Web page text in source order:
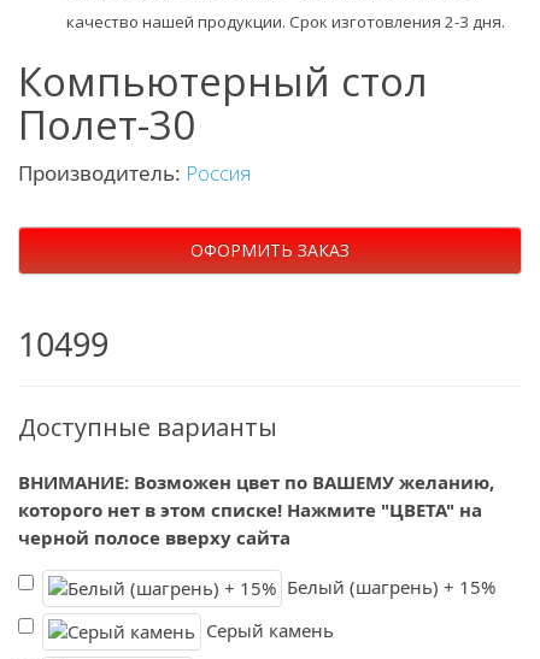
качество нашей продукции. Срок изготовления 2-3 дня.
Компьютерный стол
Полет-30
Производитель: Россия
ОФОРМИТЬ ЗАКАЗ
10499
Доступные варианты
ВНИМАНИЕ: Возможен цвет по ВАШЕМУ желанию,
которого нет в этом списке! Нажмите "ЦВЕТА" на
черной полосе вверху сайта
Белый (шагрень) + 15%
Серый камень